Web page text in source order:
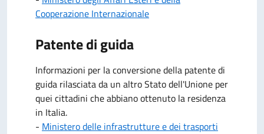
Cooperazione Internazionale
Patente di guida
Informazioni per la conversione della patente di
guida rilasciata da un altro Stato dell'Unione per
quei cittadini che abbiano ottenuto la residenza
in Italia.
- Ministero delle infrastrutture e dei trasporti